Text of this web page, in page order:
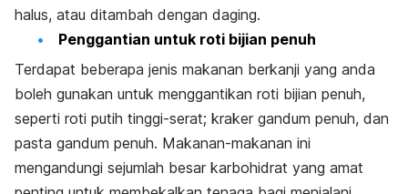
halus, atau ditambah dengan daging.
Penggantian untuk roti bijian penuh
Terdapat beberapa jenis makanan berkanji yang anda
boleh gunakan untuk menggantikan roti bijian penuh,
seperti roti putih tinggi-serat; kraker gandum penuh, dan
pasta gandum penuh. Makanan-makanan ini
mengandungi sejumlah besar karbohidrat yang amat